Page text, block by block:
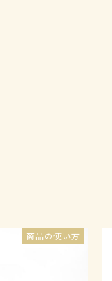
商品の使い方